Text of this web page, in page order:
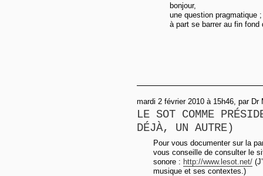
bonjour,
une question pragmatique
à part se barrer au fin fond
mardi 2 février 2010 à 15h46, par Dr
LE SOT COMME
DÉJÀ, UN AUTRE)
Pour vous documenter sur la
vous conseille de consulter le
sonore : http://www.lesot.net/
musique et ses contextes.)